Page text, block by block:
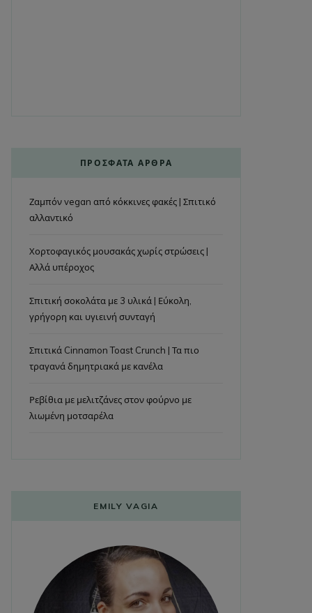
ΠΡΌΣΦΑΤΑ ΆΡΘΡΑ
Ζαμπόν vegan από κόκκινες φακές | Σπιτικό
αλλαντικό
Χορτοφαγικός μουσακάς χωρίς στρώσεις |
Αλλά υπέροχος
Σπιτική σοκολάτα με 3 υλικά | Εύκολη,
γρήγορη και υγιεινή συνταγή
Σπιτικά Cinnamon Toast Crunch | Τα πιο
τραγανά δημητριακά με κανέλα
Ρεβίθια με μελιτζάνες στον φούρνο με
λιωμένη μοτσαρέλα
EMILY VAGIA